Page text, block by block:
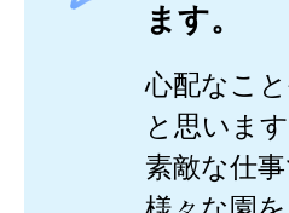
ます。
心配なこ
と思いま
素敵な仕事